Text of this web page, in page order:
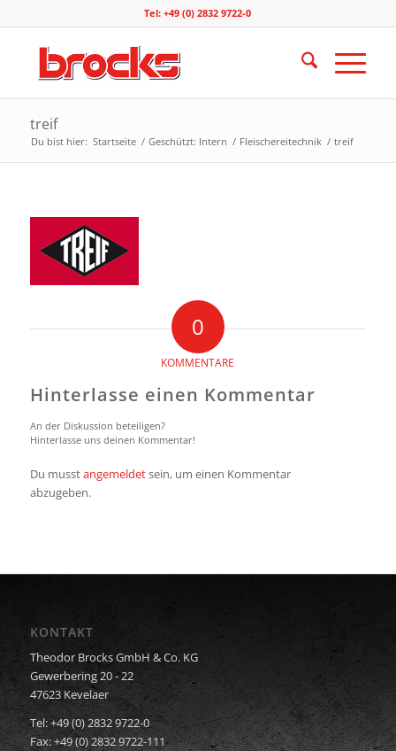
Tel: +49 (0) 2832 9722-0
treif
Du bist hier: Startseite / Geschützt: Intern / Fleischereitechnik / treif
0
KOMMENTARE
Hinterlasse einen Kommentar
An der Diskussion beteiligen?
Hinterlasse uns deinen Kommentar!
Du musstangemeldetsein, um einen Kommentar
abzugeben.
KONTAKT
Theodor Brocks GmbH & Co. KG
Gewerbering 20 - 22
47623 Kevelaer
Tel: +49 (0) 2832 9722-0
Fax: +49 (0) 2832 9722-111